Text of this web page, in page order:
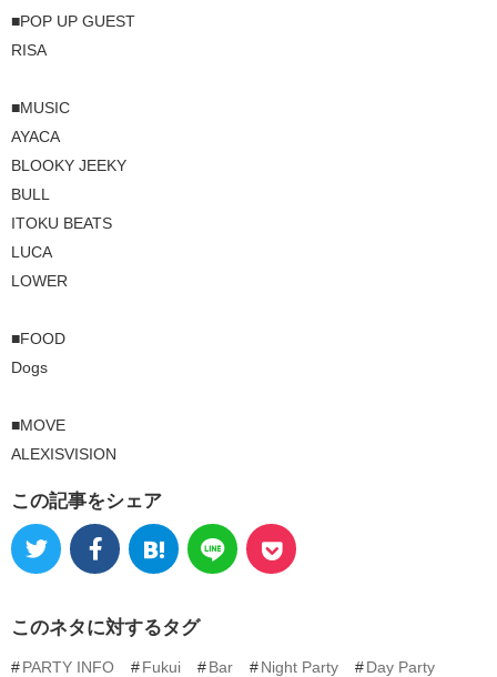
■POP UP GUEST
RISA
■MUSIC
AYACA
BLOOKY JEEKY
BULL
ITOKU BEATS
LUCA
LOWER
■FOOD
Dogs
■MOVE
ALEXISVISION
この記事をシェア
このネタに対するタグ
PARTY INFO Fukui Bar Night Party
Day Party